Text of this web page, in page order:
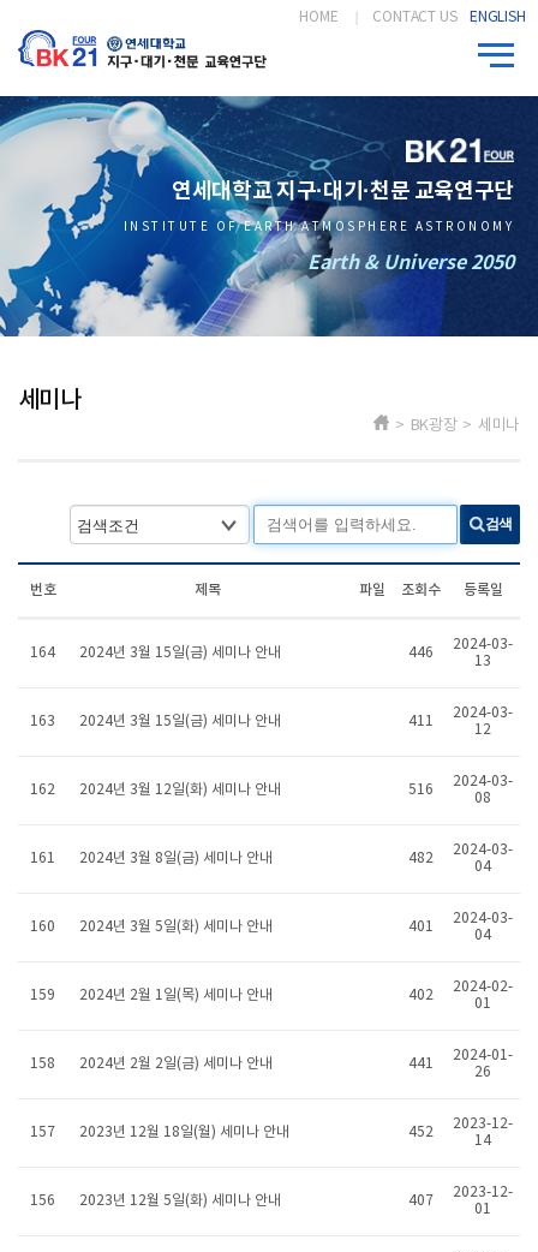
HOME CONTACT US ENGLISH
연세대학교 지구·대기·천문 교육연구단
INSTITUTE OF EARTH ATMOSPHERE ASTRONOMY
Earth & Universe 2050
세미나
> BK광장 > 세미나
검색
번호 제목 파일 조회수 등록일
164 2024년 3월 15일(금) 세미나 안내 446
2024-03-
13
163 2024년 3월 15일(금) 세미나 안내 411
2024-03-
12
162 2024년 3월 12일(화) 세미나 안내 516
2024-03-
08
161 2024년 3월 8일(금) 세미나 안내 482
2024-03-
04
160 2024년 3월 5일(화) 세미나 안내 401
2024-03-
04
159 2024년 2월 1일(목) 세미나 안내 402
2024-02-
01
158 2024년 2월 2일(금) 세미나 안내 441
2024-01-
26
157 2023년 12월 18일(월) 세미나 안내 452
2023-12-
14
156 2023년 12월 5일(화) 세미나 안내 407
2023-12-
01